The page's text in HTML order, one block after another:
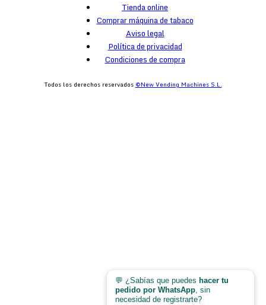
💬 ¿Sabías que puedes hacer tu
pedido por WhatsApp, sin
necesidad de registrarte?
Tienda online
Comprar máquina de tabaco
Aviso legal
Política de privacidad
Condiciones de compra
Todos los derechos reservados ©New Vending Machines S.L.